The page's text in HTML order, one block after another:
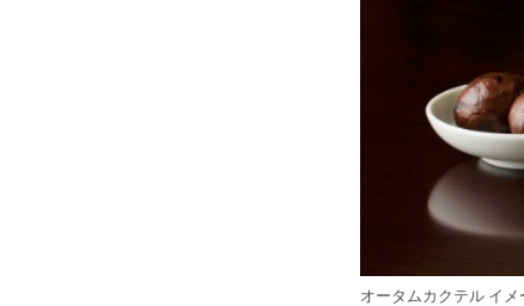
オータムカクテル イメ